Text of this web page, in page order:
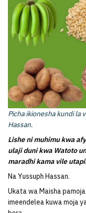
Picha ikionesha kundi la
Hassan.
Lishe ni muhimu kwa
ulaji duni kwa Watoto
maradhi kama vile
Na Yussuph Hassan.
Ukata wa Maisha
imeendelea kuwa moja